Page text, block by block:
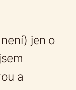
jen o
a